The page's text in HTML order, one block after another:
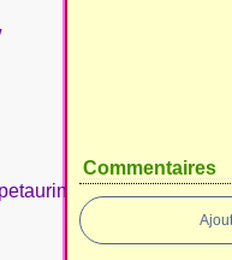
Commentaires